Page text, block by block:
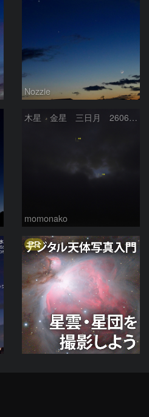
Nozzie
木星 金星 三日月 260618
momonako
PR